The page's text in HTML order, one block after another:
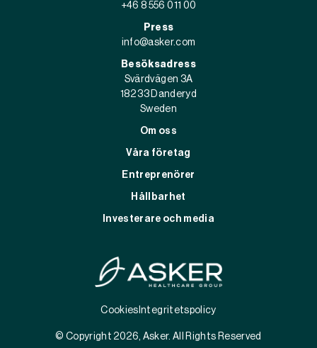
+46 8 556 011 00
Press
info@asker.com
Besöksadress
Svärdvägen 3A
182 33 Danderyd
Sweden
Om oss
Våra företag
Entreprenörer
Hållbarhet
Investerare och media
Cookies Integritetspolicy
© Copyright 2026, Asker. All Rights Reserved